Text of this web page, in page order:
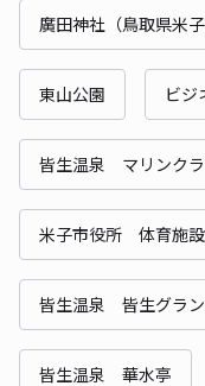
廣田神社（鳥取県米子
東山公園 ビ
皆生温泉 マリンク
米子市役所 体育施設
皆生温泉 皆生グラ
皆生温泉 華水亭